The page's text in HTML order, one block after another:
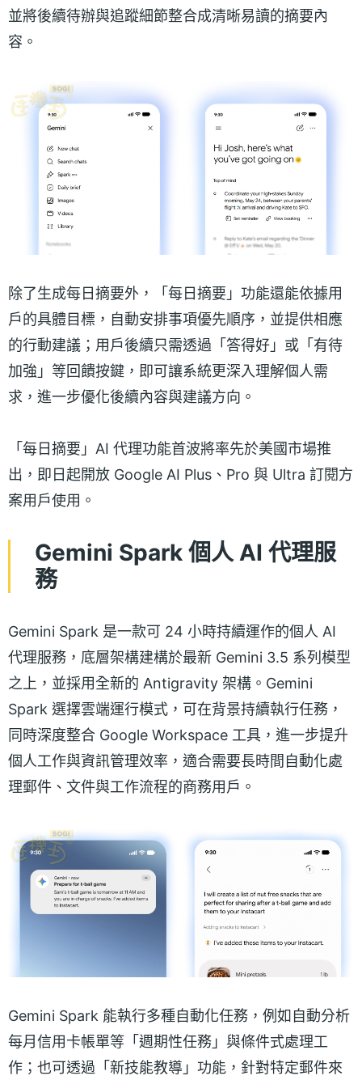
並將後續待辦與追蹤細節整合成清晰易讀的摘要內
容。
除了生成每日摘要外，「每日摘要」功能還能依據用
戶的具體目標，自動安排事項優先順序，並提供相應
的行動建議；用戶後續只需透過「答得好」或「有待
加強」等回饋按鍵，即可讓系統更深入理解個人需
求，進一步優化後續內容與建議方向。
「每日摘要」AI 代理功能首波將率先於美國市場推
出，即日起開放 Google AI Plus、Pro 與 Ultra 訂閱方
案用戶使用。
Gemini Spark 個人 AI 代理服
務
Gemini Spark 是一款可 24 小時持續運作的個人 AI
代理服務，底層架構建構於最新 Gemini 3.5 系列模型
之上，並採用全新的 Antigravity 架構。Gemini
Spark 選擇雲端運行模式，可在背景持續執行任務，
同時深度整合 Google Workspace 工具，進一步提升
個人工作與資訊管理效率，適合需要長時間自動化處
理郵件、文件與工作流程的商務用戶。
Gemini Spark 能執行多種自動化任務，例如自動分析
每月信用卡帳單等「週期性任務」與條件式處理工
作；也可透過「新技能教導」功能，針對特定郵件來